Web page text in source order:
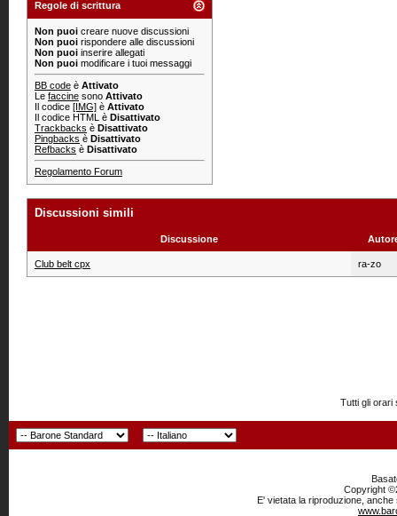
Regole di scrittura
Non puoi creare nuove discussioni
Non puoi rispondere alle discussioni
Non puoi inserire allegati
Non puoi modificare i tuoi messaggi
BB code è Attivato
Le faccine sono Attivato
Il codice [IMG] è Attivato
Il codice HTML è Disattivato
Trackbacks è Disattivato
Pingbacks è Disattivato
Refbacks è Disattivato
Regolamento Forum
Discussioni simili
Discussione
Club belt cpx ra-zo
Tutti gli orari
Copyright
E' vietata la riproduzione,